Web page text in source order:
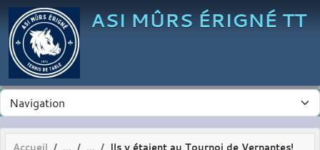
ASI MÛRS ÉRIGNÉ TT
Accueil Ils y étaient au Tournoi de Vernantes!
Panneau de gestion des cookies